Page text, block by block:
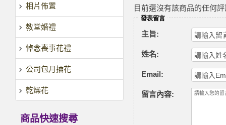
相片佈置
教堂婚禮
悼念喪事花禮
公司包月插花
乾燥花
商品快速搜尋
目前還沒有該商品的任何
發表留言
主旨:
姓名:
Email:
留言內容: